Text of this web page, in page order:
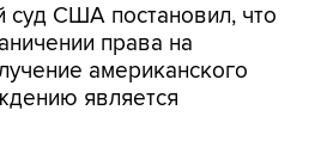
США постановил, что
права на
американского
является